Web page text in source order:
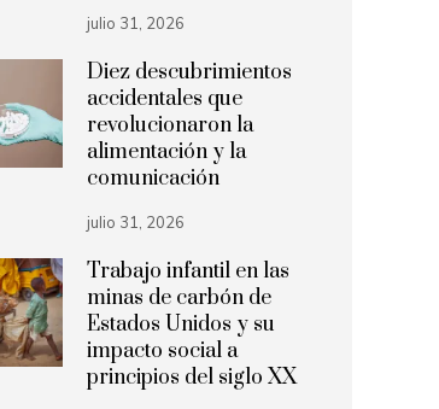
julio 31, 2026
Diez descubrimientos
accidentales que
revolucionaron la
alimentación y la
comunicación
julio 31, 2026
Trabajo infantil en las
minas de carbón de
Estados Unidos y su
impacto social a
principios del siglo XX